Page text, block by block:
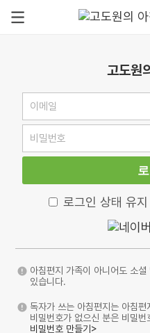
고도원
로그인 상태 유지
아침편지 가족이 아니어도 소
있습니다.
독자가 쓰는 아침편지는 아침
비밀번호가 없으신 분은 비밀
비밀번호 만들기>